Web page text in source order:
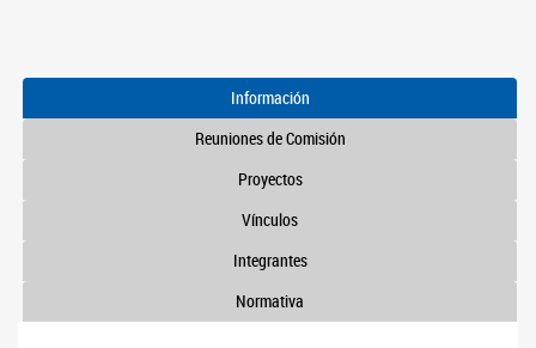
Información
Reuniones de Comisión
Proyectos
Vínculos
Integrantes
Normativa